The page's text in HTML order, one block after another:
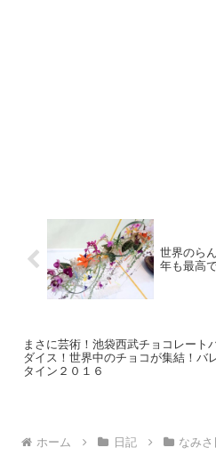
世界のら
年も最高で
まさに芸術！池袋西武チョコレート
ダイス！世界中のチョコが集結！バ
タイン２０１６
ホーム 日記 なみ